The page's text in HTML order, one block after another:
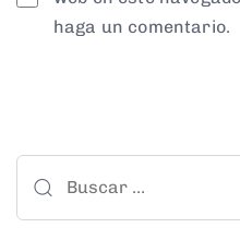
haga un comentario.